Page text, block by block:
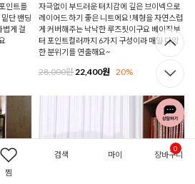
찜
검색 마이 장바구니
0
인트를
단 밴딩
볍게 걸
자극없이 부드러운 터치감에 깊은 브이넥으로
레이어드 하기 좋은 니트에요!체형을 자연스럽
게 커버해주는 낙낙한 루즈핏이구요 베이직부
터 포인트컬러까지 6가지 구성이라 매일 다양
한 분위기를 연출해요~
28,000원 22,400원 20%